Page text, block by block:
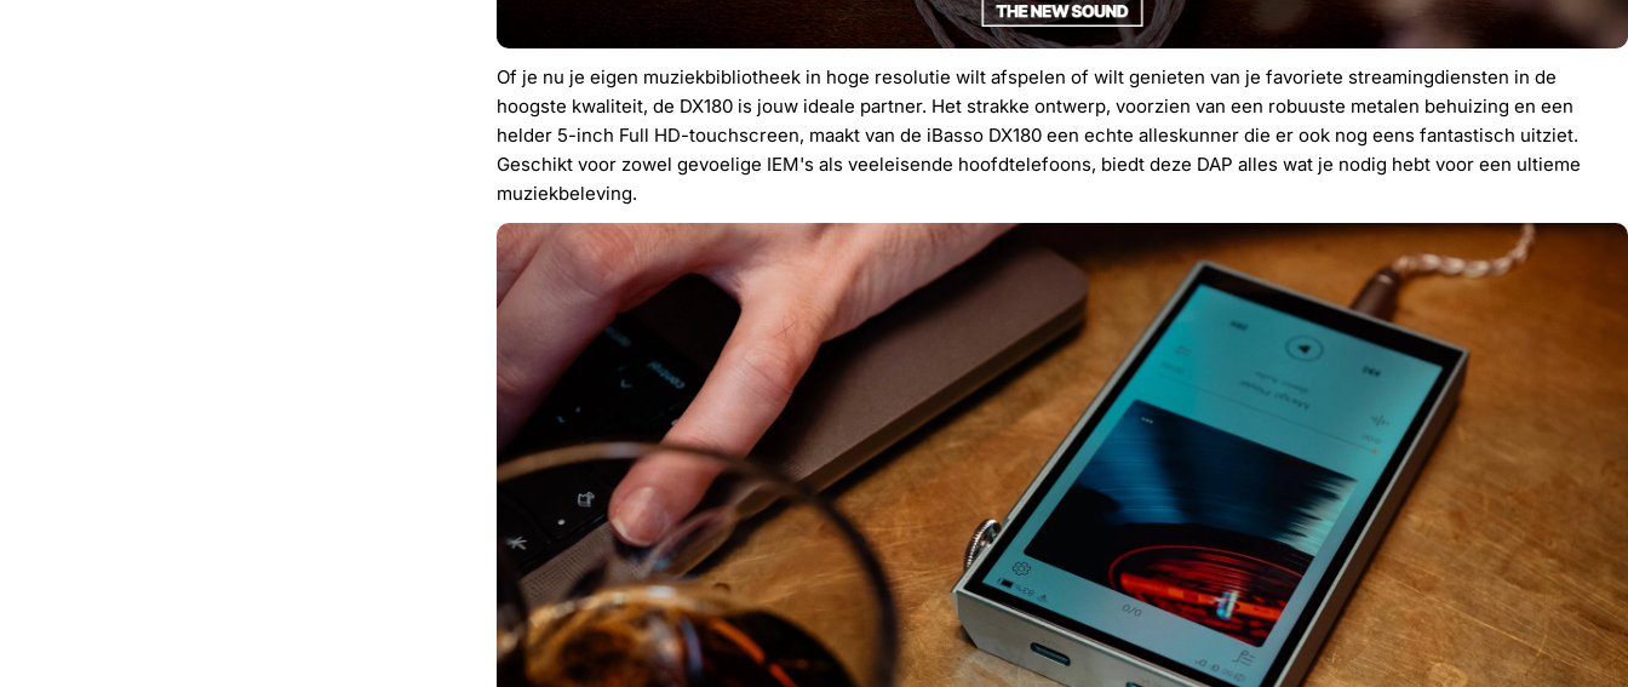
Of je nu je eigen muziekbibliotheek in hoge resolutie wilt afspelen of wilt genieten van je favoriete streamingdiensten in de
hoogste kwaliteit, de DX180 is jouw ideale partner. Het strakke ontwerp, voorzien van een robuuste metalen behuizing en een
helder 5-inch Full HD-touchscreen, maakt van de iBasso DX180 een echte alleskunner die er ook nog eens fantastisch uitziet.
Geschikt voor zowel gevoelige IEM's als veeleisende hoofdtelefoons, biedt deze DAP alles wat je nodig hebt voor een ultieme
muziekbeleving.